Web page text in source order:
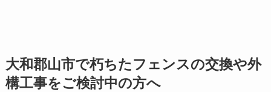
大和郡山市で朽ちたフェンスの交換や外
構工事をご検討中の方へ